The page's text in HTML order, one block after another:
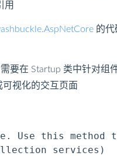
用
的
要在 Startup 类中针对
可视化的交互页面
Use this method
services)